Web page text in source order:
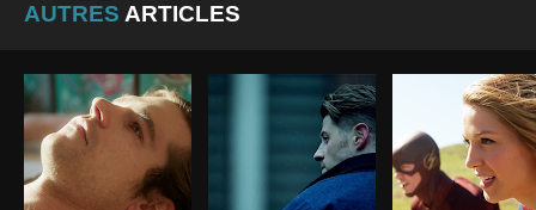
AUTRES ARTICLES